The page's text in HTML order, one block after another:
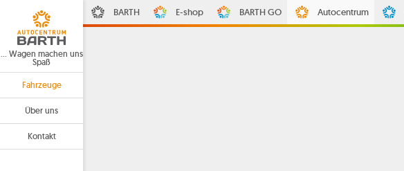
… Wagen machen uns
Spaß
Fahrzeuge
Über uns
Kontakt
BARTH E-shop BARTH GO Autocentrum